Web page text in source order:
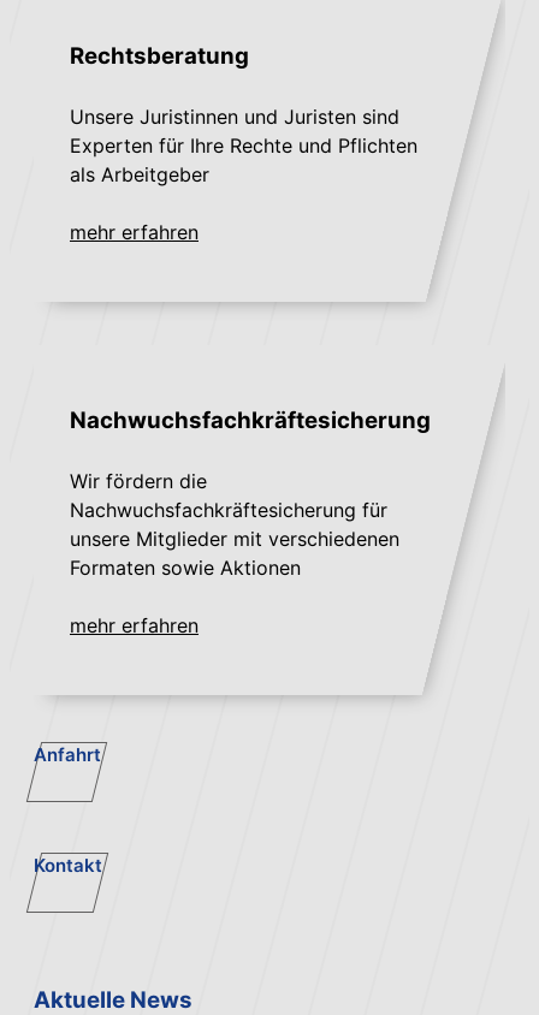
Rechtsberatung
Unsere Juristinnen und Juristen sind
Experten für Ihre Rechte und Pflichten
als Arbeitgeber
mehr erfahren
Nachwuchsfachkräftesicherung
Wir fördern die
Nachwuchsfachkräftesicherung für
unsere Mitglieder mit verschiedenen
Formaten sowie Aktionen
mehr erfahren
Anfahrt
Kontakt
Aktuelle News